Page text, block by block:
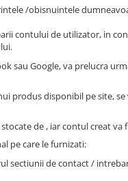
/obisnuintele
contului de utilizator, in
sau Google, va prelucra
produs disponibil pe site, se
de , iar contul creat va
pe care le furnizati:
sectiunii de contact /